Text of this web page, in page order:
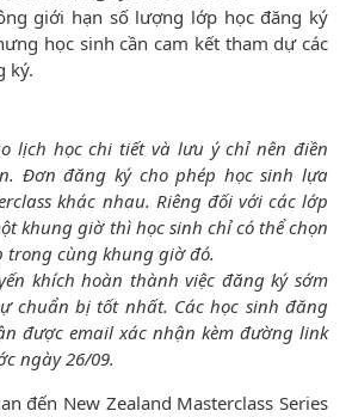
giới hạn số lượng lớp học đăng ký
học sinh cần cam kết tham dự các
ký.
lịch học chi tiết và lưu ý chỉ nên điền
Đơn đăng ký cho phép học sinh lựa
khác nhau. Riêng đối với các lớp
khung giờ thì học sinh chỉ có thể chọn
cùng khung giờ đó.
khích hoàn thành việc đăng ký sớm
chuẩn bị tốt nhất. Các học sinh đăng
được email xác nhận kèm đường link
ngày 26/09.
đến New Zealand Masterclass Series